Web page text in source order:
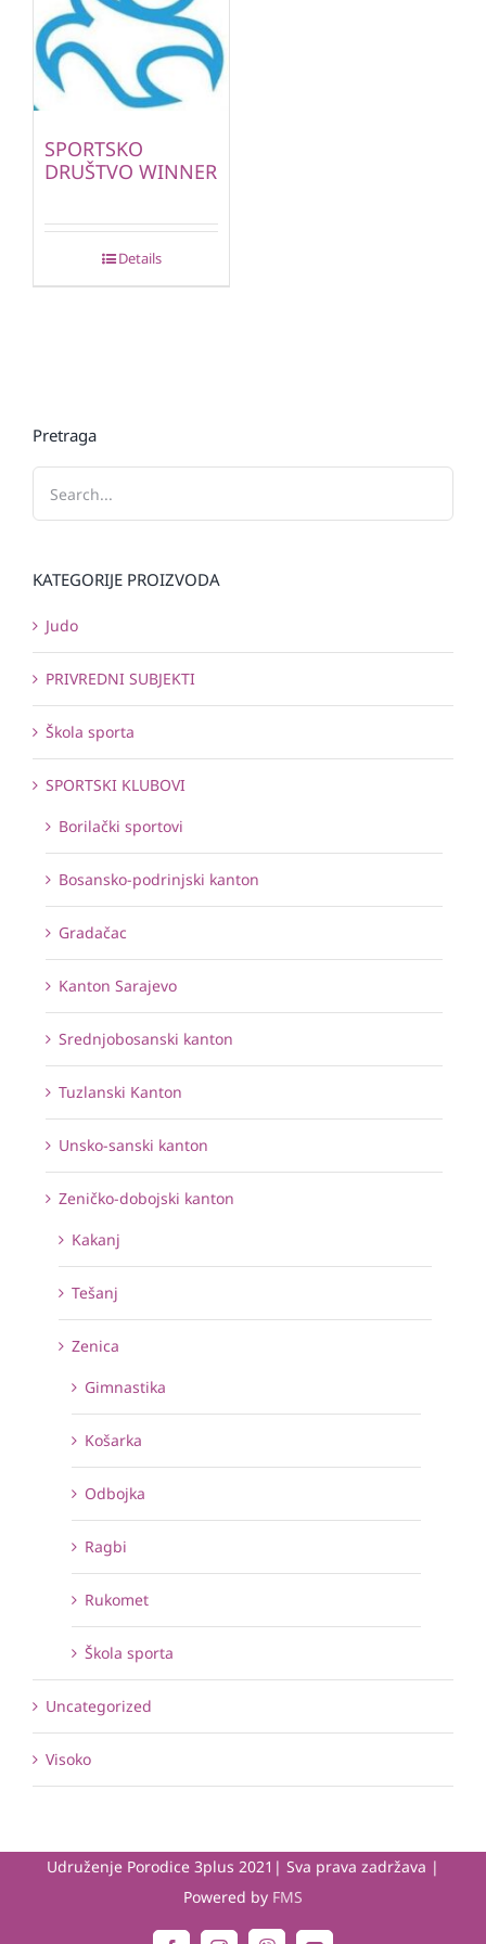
SPORTSKO
DRUŠTVO WINNER
Details
Pretraga
KATEGORIJE PROIZVODA
Judo
PRIVREDNI SUBJEKTI
Škola sporta
SPORTSKI KLUBOVI
Borilački sportovi
Bosansko-podrinjski kanton
Gradačac
Kanton Sarajevo
Srednjobosanski kanton
Tuzlanski Kanton
Unsko-sanski kanton
Zeničko-dobojski kanton
Kakanj
Tešanj
Zenica
Gimnastika
Košarka
Odbojka
Ragbi
Rukomet
Škola sporta
Uncategorized
Visoko
Udruženje Porodice 3plus 2021| Sva prava zadržava |
Powered by FMS